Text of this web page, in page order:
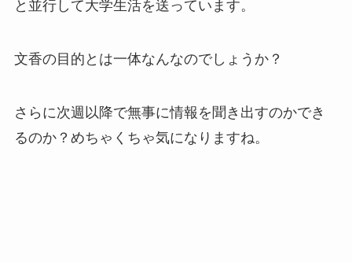
と並行して大学生活を送っています。
文香の目的とは一体なんなのでしょうか？
さらに次週以降で無事に情報を聞き出すのかでき
るのか？めちゃくちゃ気になりますね。